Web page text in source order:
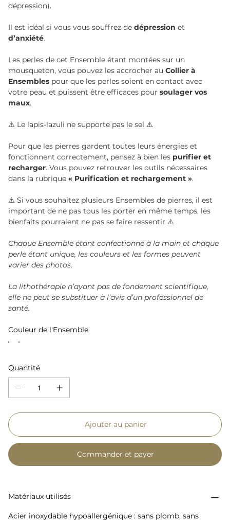
dépression).
Il est idéal si vous vous souffrez de dépression et
d’anxiété.
Les perles de cet Ensemble étant montées sur un
mousqueton, vous pouvez les accrocher au Collier à
Ensembles pour que les perles soient en contact avec
votre peau et puissent être efficaces pour soulager vos
maux.
⚠️ Le lapis-lazuli ne supporte pas le sel ⚠️
Pour que les pierres gardent toutes leurs énergies et
fonctionnent correctement, pensez à bien les purifier et
recharger. Vous pouvez retrouver les outils nécessaires
dans la rubrique « Purification et rechargement ».
⚠️ Si vous souhaitez plusieurs Ensembles de pierres, il est
important de ne pas tous les porter en même temps, les
bienfaits pourraient ne pas se faire ressentir ⚠️
Chaque Ensemble étant confectionné à la main et chaque
perle étant unique, les couleurs et les formes peuvent
varier des photos.
La lithothérapie n’ayant pas de fondement scientifique,
elle ne peut se substituer à l’avis d’un professionnel de
santé.
Couleur de l'Ensemble
Quantité
Ajouter au panier
Commander et payer
Matériaux utilisés
Acier inoxydable hypoallergénique : sans plomb, sans